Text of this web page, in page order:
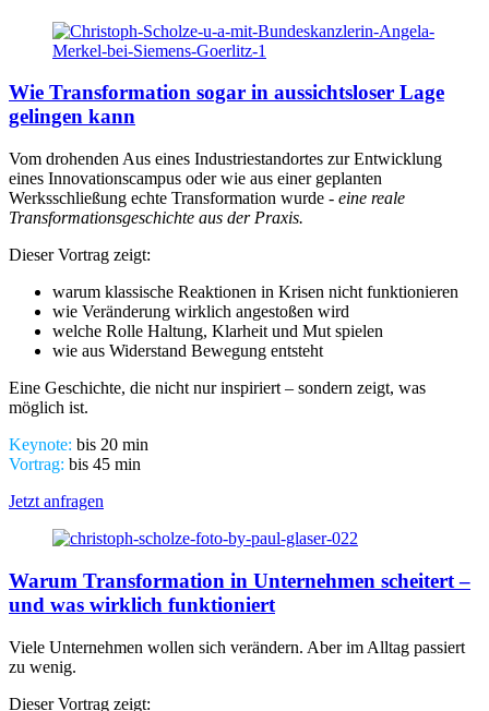
Wie Transformation sogar in aussichtsloser Lage
gelingen kann
Vom drohenden Aus eines Industriestandortes zur Entwicklung
eines Innovationscampus oder wie aus einer geplanten
Werksschließung echte Transformation wurde - eine reale
Transformationsgeschichte aus der Praxis.
Dieser Vortrag zeigt:
warum klassische Reaktionen in Krisen nicht funktionieren
wie Veränderung wirklich angestoßen wird
welche Rolle Haltung, Klarheit und Mut spielen
wie aus Widerstand Bewegung entsteht
Eine Geschichte, die nicht nur inspiriert – sondern zeigt, was
möglich ist.
Keynote: bis 20 min
Vortrag: bis 45 min
Jetzt anfragen
Warum Transformation in Unternehmen scheitert –
und was wirklich funktioniert
Viele Unternehmen wollen sich verändern. Aber im Alltag passiert
zu wenig.
Dieser Vortrag zeigt: